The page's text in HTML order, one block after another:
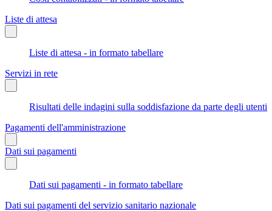
Liste di attesa
Liste di attesa - in formato tabellare
Servizi in rete
Risultati delle indagini sulla soddisfazione da parte degli utenti
Pagamenti dell'amministrazione
Dati sui pagamenti
Dati sui pagamenti - in formato tabellare
Dati sui pagamenti del servizio sanitario nazionale